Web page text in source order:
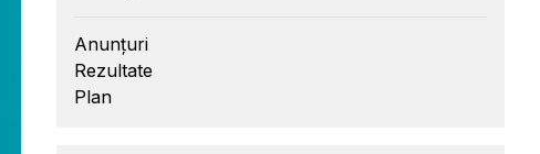
Anunțuri
Rezultate
Plan